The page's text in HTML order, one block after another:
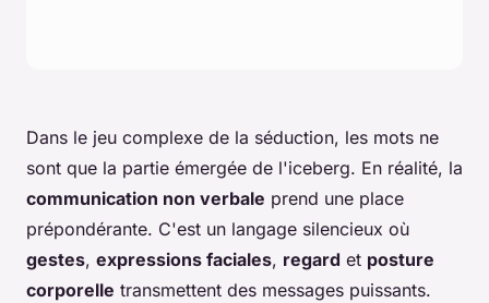
Dans le jeu complexe de la séduction, les mots ne
sont que la partie émergée de l'iceberg. En réalité, la
communication non verbale prend une place
prépondérante. C'est un langage silencieux où
gestes, expressions faciales, regard et posture
corporelle transmettent des messages puissants.